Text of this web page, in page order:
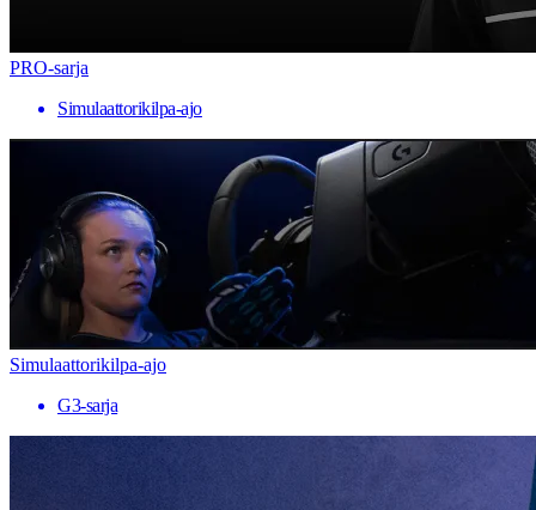
PRO-sarja
Simulaattorikilpa-ajo
Simulaattorikilpa-ajo
G3-sarja